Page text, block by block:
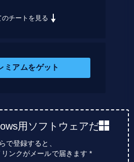
のチートを見る
ミアムをゲット
用ソフトウェアだ
で登録すると、
ンクがメールで届きます *